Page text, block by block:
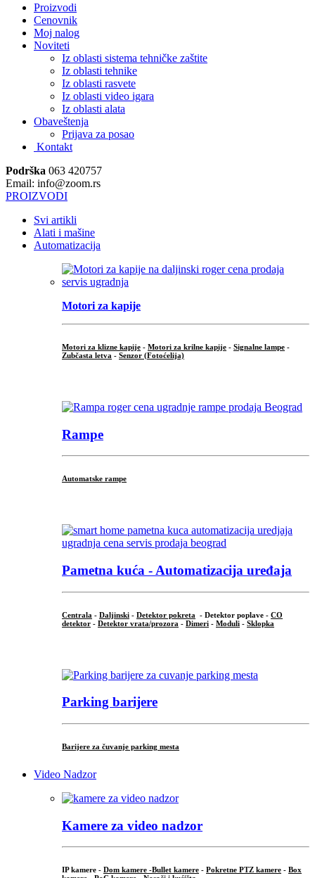
Proizvodi
Cenovnik
Moj nalog
Noviteti
Iz oblasti sistema tehničke zaštite
Iz oblasti tehnike
Iz oblasti rasvete
Iz oblasti video igara
Iz oblasti alata
Obaveštenja
Prijava za posao
Kontakt
Podrška 063 420757
Email: info@zoom.rs
PROIZVODI
Svi artikli
Alati i mašine
Automatizacija
Motori za kapije
Motori za klizne kapije - Motori za krilne kapije - Signalne lampe -
Zubčasta letva - Senzor (Fotoćelija)
Rampe
Automatske rampe
Pametna kuća - Automatizacija uređaja
Centrala - Daljinski - Detektor pokreta - Detektor poplave - CO
detektor - Detektor vrata/prozora - Dimeri - Moduli - Sklopka
Parking barijere
Barijere za čuvanje parking mesta
Video Nadzor
Kamere za video nadzor
IP kamere - Dom kamere -Bullet kamere - Pokretne PTZ kamere - Box